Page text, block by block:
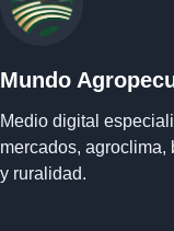
Mundo
Medio digital
mercados,
y ruralidad.